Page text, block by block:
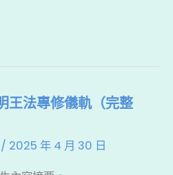
王法專修儀軌（完整
/ 2025 年 4 月 30 日